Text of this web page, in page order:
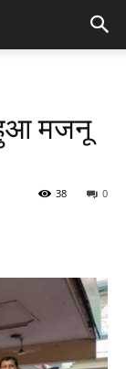
हुआ मजनू
0
38